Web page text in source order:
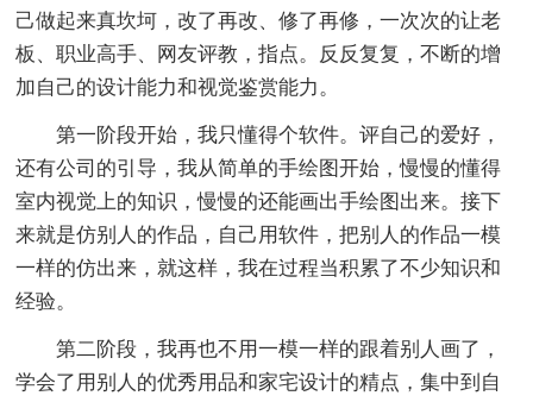
己做起来真坎坷，改了再改、修了再修，一次次的让老
板、职业高手、网友评教，指点。反反复复，不断的增
加自己的设计能力和视觉鉴赏能力。
第一阶段开始，我只懂得个软件。评自己的爱好，
还有公司的引导，我从简单的手绘图开始，慢慢的懂得
室内视觉上的知识，慢慢的还能画出手绘图出来。接下
来就是仿别人的作品，自己用软件，把别人的作品一模
一样的仿出来，就这样，我在过程当积累了不少知识和
经验。
第二阶段，我再也不用一模一样的跟着别人画了，
学会了用别人的优秀用品和家宅设计的精点，集中到自